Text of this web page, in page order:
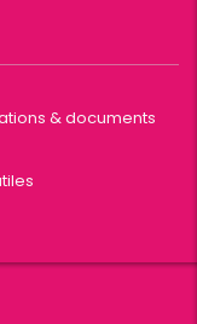
& documents